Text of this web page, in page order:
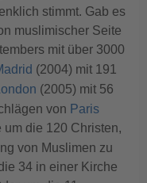
stimmt. Gab es
muslimischer Seite
mit über 3000
(2004) mit 191
(2005) mit 56
von Paris
um die 120 Christen,
von Muslimen zu
34 in einer Kirche